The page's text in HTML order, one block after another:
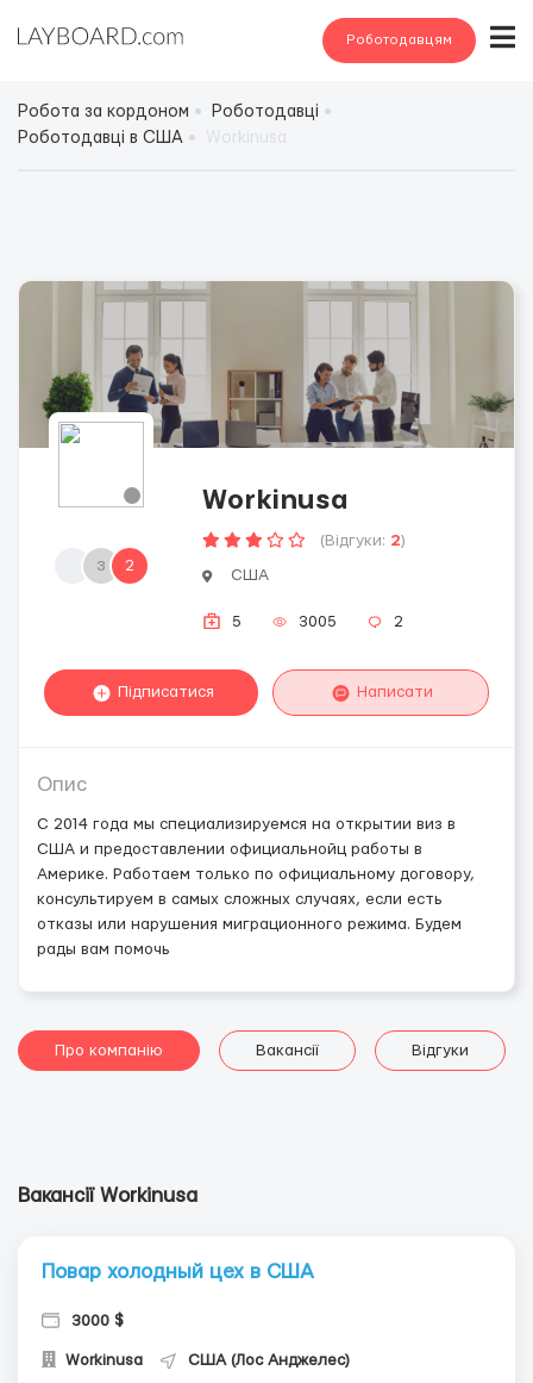
Роботодавцям
Робота за кордоном
Роботодавці
Роботодавці в США
з 2
Workinusa
(Відгуки: 2)
США
5 3005 2
Підписатися Написати
Опис
С 2014 года мы специализируемся на открытии виз в
США и предоставлении официальнойц работы в
Америке. Работаем только по официальному договору,
консультируем в самых сложных случаях, если есть
отказы или нарушения миграционного режима. Будем
рады вам помочь
Про компанію Вакансії Відгуки
Вакансії Workinusa
Повар холодный цех в США
3000 $
Workinusa США (Лос Анджелес)